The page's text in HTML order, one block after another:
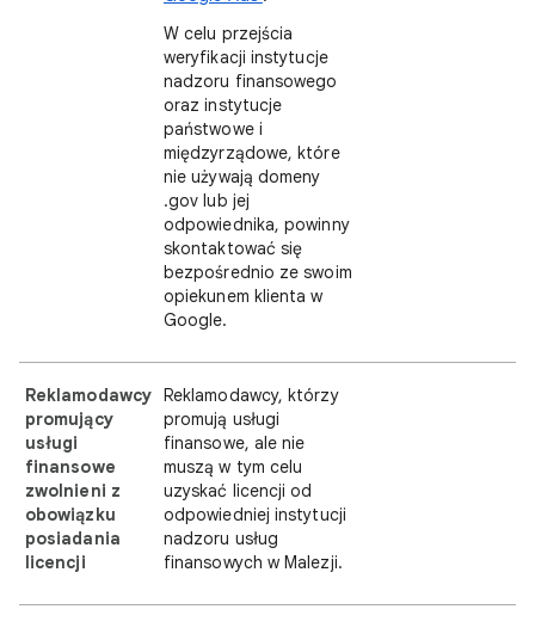
W celu przejścia
weryfikacji instytucje
nadzoru finansowego
oraz instytucje
państwowe i
międzyrządowe, które
nie używają domeny
.gov lub jej
odpowiednika, powinny
skontaktować się
bezpośrednio ze swoim
opiekunem klienta w
Google.
Reklamodawcy
promujący
usługi
finansowe
zwolnieni z
obowiązku
posiadania
licencji
Reklamodawcy, którzy
promują usługi
finansowe, ale nie
muszą w tym celu
uzyskać licencji od
odpowiedniej instytucji
nadzoru usług
finansowych w Malezji.